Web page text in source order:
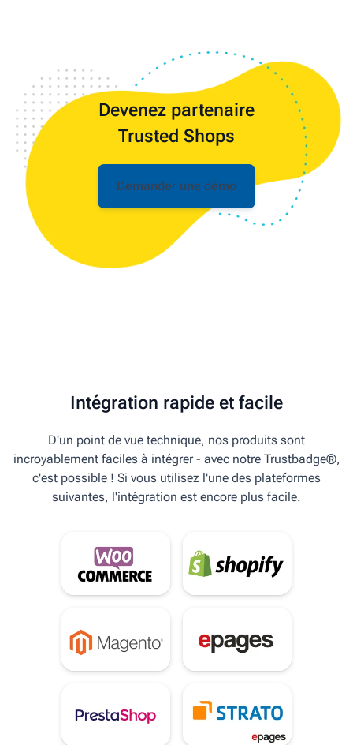
Devenez partenaire
Trusted Shops
Demander une démo
Intégration rapide et facile
D'un point de vue technique, nos produits sont
incroyablement faciles à intégrer - avec notre Trustbadge®,
c'est possible ! Si vous utilisez l'une des plateformes
suivantes, l'intégration est encore plus facile.